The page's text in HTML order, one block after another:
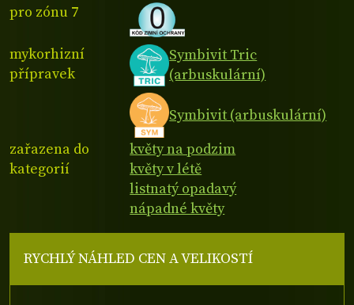
pro zónu 7
mykorhizní
přípravek
Symbivit Tric
(arbuskulární)
Symbivit (arbuskulární)
zařazena do
kategorií
květy na podzim
květy v létě
listnatý opadavý
nápadné květy
RYCHLÝ NÁHLED CEN A VELIKOSTÍ